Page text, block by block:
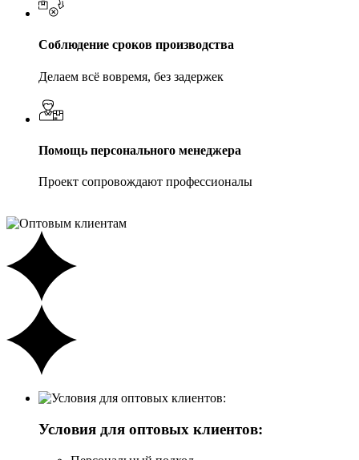
Соблюдение сроков производства
Делаем всё вовремя, без задержек
Помощь персонального менеджера
Проект сопровождают профессионалы
Условия для оптовых клиентов: